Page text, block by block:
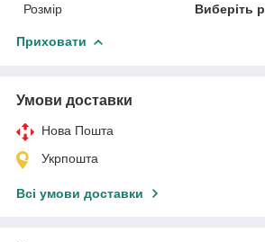
Розмір
Виберіть
Приховати
Умови доставки
Нова Пошта
Укрпошта
Всі умови доставки